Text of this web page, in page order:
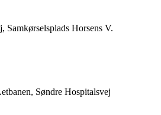
Samkørselsplads Horsens V.
Søndre Hospitalsvej